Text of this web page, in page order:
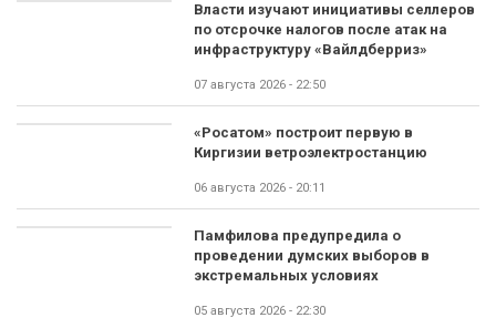
Власти изучают инициативы селлеров
по отсрочке налогов после атак на
инфраструктуру «Вайлдберриз»
07 августа 2026 - 22:50
«Росатом» построит первую в
Киргизии ветроэлектростанцию
06 августа 2026 - 20:11
Памфилова предупредила о
проведении думских выборов в
экстремальных условиях
05 августа 2026 - 22:30